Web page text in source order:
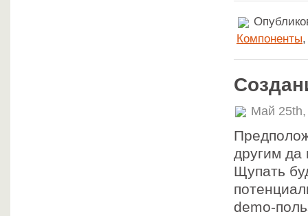
Компоненты
Май
другим да
Щупать
demo-